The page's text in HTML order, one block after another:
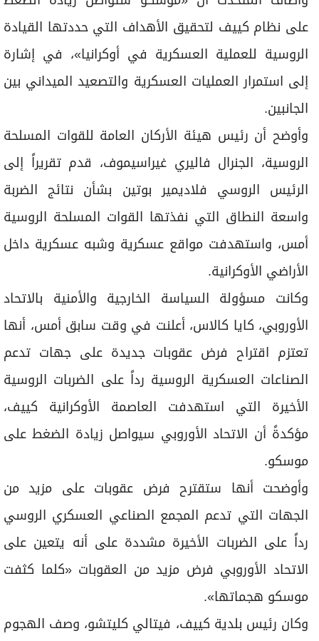
على نظام كييف لتحقيق الأهداف التي حددتها القيادة
الروسية للعملية العسكرية في أوكرانيا»، في إشارة
إلى استمرار العمليات العسكرية والتصعيد الميداني بين
الجانبين.
وأوضح أن رئيس هيئة الأركان العامة للقوات المسلحة
الروسية، الجنرال فاليري غيراسيموف، قدم تقريراً إلى
الرئيس الروسي فلاديمير بوتين بشأن نتائج الضربة
واسعة النطاق التي نفذتها القوات المسلحة الروسية
أمس، واستهدفت مواقع عسكرية وشبه عسكرية داخل
الأراضي الأوكرانية.
وكانت مسؤولة السياسة الخارجية والأمنية بالاتحاد
الأوروبي، كايا كالاس، أعلنت في وقت سابق أمس، أنها
تعتزم اقتراح فرض عقوبات جديدة على جهات تدعم
الصناعات العسكرية الروسية رداً على الضربات الروسية
الأخيرة التي استهدفت العاصمة الأوكرانية كييف،
مؤكدةً أن الاتحاد الأوروبي سيواصل زيادة الضغط على
موسكو.
وأوضحت أنها ستقترح فرض عقوبات على مزيد من
الجهات التي تدعم المجمع الصناعي العسكري الروسي
رداً على الضربات الأخيرة مشددة على أنه يتعين على
الاتحاد الأوروبي فرض مزيد من العقوبات «كلما كثفت
موسكو هجماتها».
وكان رئيس بلدية كييف، فيتالي كليتشو، وصف الهجوم